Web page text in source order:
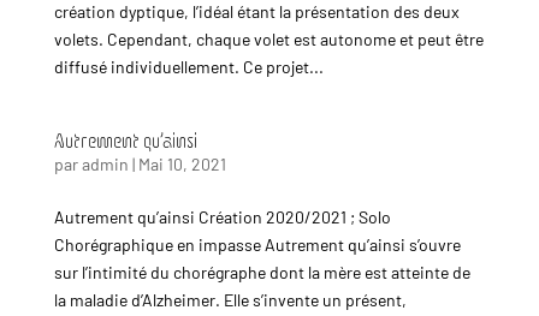
création dyptique, l’idéal étant la présentation des deux
volets. Cependant, chaque volet est autonome et peut être
diffusé individuellement. Ce projet...
Autrement qu’ainsi
paradmin | Mai 10, 2021
Autrement qu’ainsi Création 2020/2021 ; Solo
Chorégraphique en impasse Autrement qu’ainsi s’ouvre
sur l’intimité du chorégraphe dont la mère est atteinte de
la maladie d’Alzheimer. Elle s’invente un présent,